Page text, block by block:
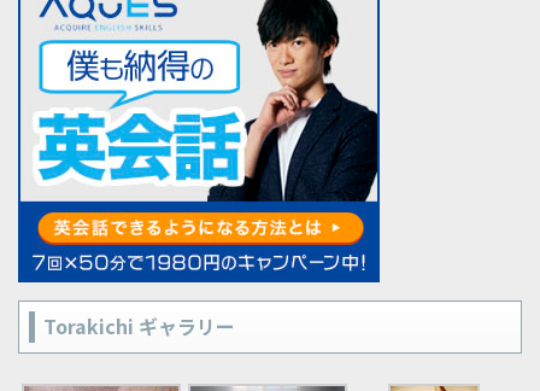
Torakichi ギャラリー